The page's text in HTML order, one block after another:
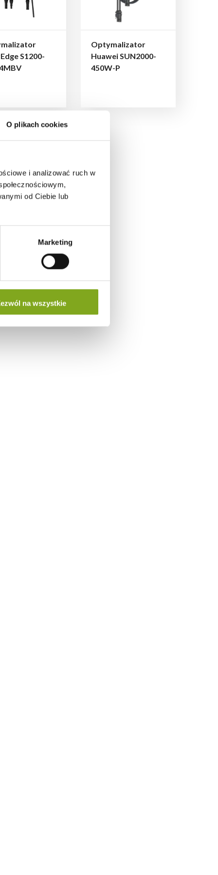
O plikach cookies
i analizować ruch w
od Ciebie lub
Marketing
na wszystkie
S1200-
Optymalizator
Huawei SUN2000-
450W-P